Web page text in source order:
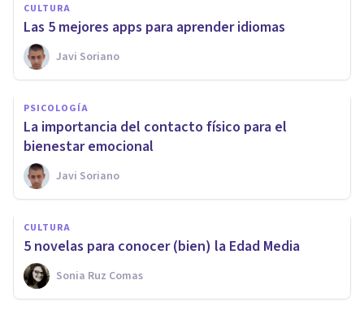
CULTURA
Las 5 mejores apps para aprender idiomas
Javi Soriano
PSICOLOGÍA
La importancia del contacto físico para el
bienestar emocional
Javi Soriano
CULTURA
5 novelas para conocer (bien) la Edad Media
Sonia Ruz Comas